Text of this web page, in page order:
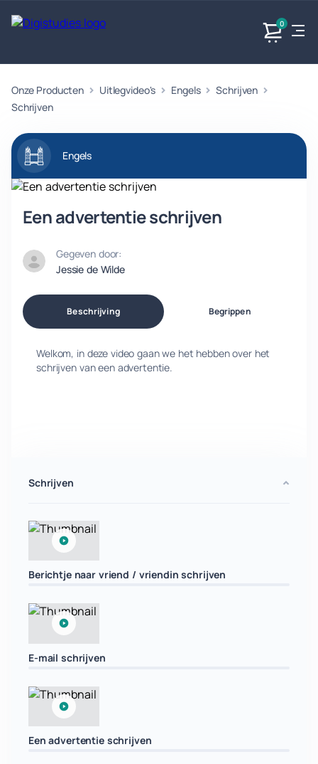
0
Exacte
vakken
Geen
vakken.
Taalvakken
vakken.
MaatschappijvakkenProducten
Onze Producten Uitlegvideo's Engels
Schrijven
Schrijven
Engels
Een advertentie schrijven
Gegeven door:
Jessie de Wilde
Beschrijving Begrippen
Welkom, in deze video gaan we het hebben over het
schrijven van een advertentie.
Schrijven
Berichtje naar vriend / vriendin schrijven
E-mail schrijven
Een advertentie schrijven